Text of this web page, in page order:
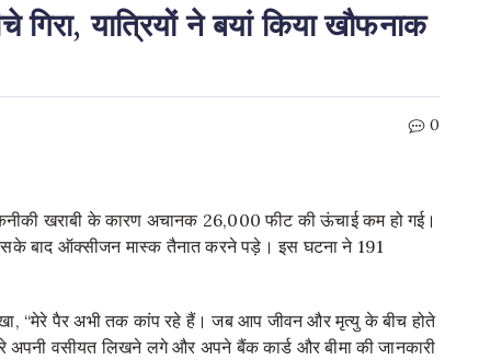
यात्रियों ने बयां किया खौफनाक
0
खराबी के कारण अचानक 26,000 फीट की ऊंचाई कम हो गई।
बाद ऑक्सीजन मास्क तैनात करने पड़े। इस घटना ने 191
“मेरे पैर अभी तक कांप रहे हैं। जब आप जीवन और मृत्यु के बीच होते
अपनी वसीयत लिखने लगे और अपने बैंक कार्ड और बीमा की जानकारी